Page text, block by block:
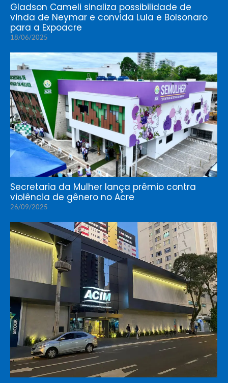
Gladson Cameli sinaliza possibilidade de
vinda de Neymar e convida Lula e Bolsonaro
para a Expoacre
18/06/2025
Secretaria da Mulher lança prêmio contra
violência de gênero no Acre
26/09/2025